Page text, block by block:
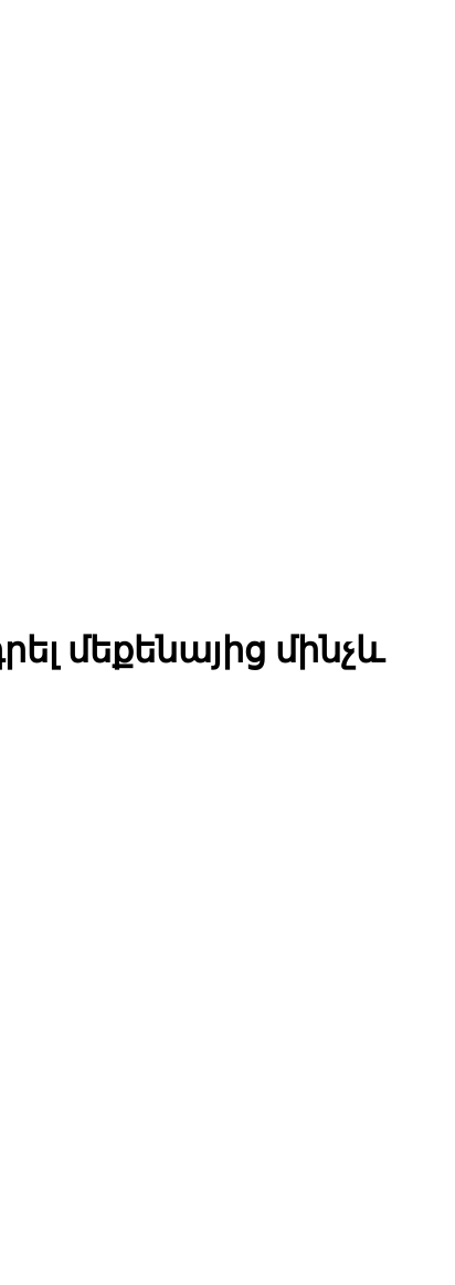
մեքենայից մինչև